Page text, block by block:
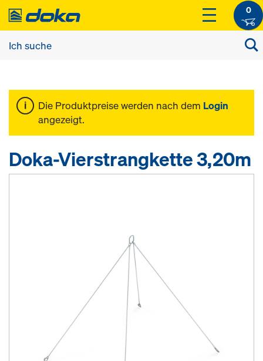
0
Die Produktpreise werden nach dem Login
angezeigt.
Doka-Vierstrangkette 3,20m